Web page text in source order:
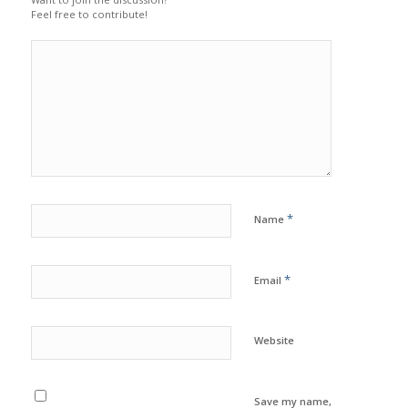
Feel free to contribute!
Name *
Email *
Website
Save my name,